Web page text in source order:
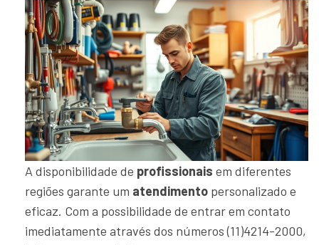
A disponibilidade de profissionais em diferentes
regiões garante um atendimento personalizado e
eficaz. Com a possibilidade de entrar em contato
imediatamente através dos números (11)4214-2000,